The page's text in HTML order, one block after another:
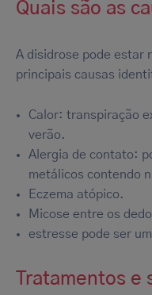
Quais são as
A disidrose pode estar
principais causas
Calor: transpiração
verão.
Alergia de contato:
metálicos contendo
Eczema atópico.
Micose entre os
estresse pode ser
Tratamentos e